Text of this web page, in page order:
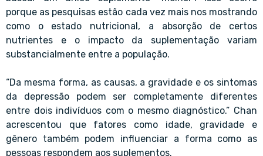
porque as pesquisas estão cada vez mais nos mostrando
como o estado nutricional, a absorção de certos
nutrientes e o impacto da suplementação variam
substancialmente entre a população.
“Da mesma forma, as causas, a gravidade e os sintomas
da depressão podem ser completamente diferentes
entre dois indivíduos com o mesmo diagnóstico.” Chan
acrescentou que fatores como idade, gravidade e
gênero também podem influenciar a forma como as
pessoas respondem aos suplementos.